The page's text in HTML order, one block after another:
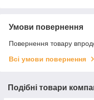
Умови повернення
Повернення товару
Всі умови повернення
Подібні товари